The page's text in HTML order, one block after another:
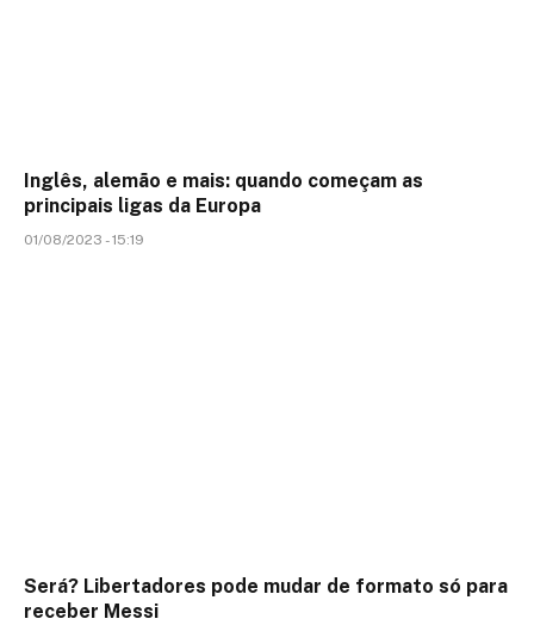
Inglês, alemão e mais: quando começam as
principais ligas da Europa
01/08/2023 - 15:19
Será? Libertadores pode mudar de formato só para
receber Messi